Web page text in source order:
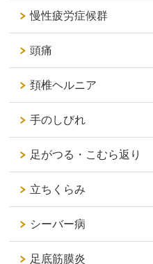
慢性疲労症候群
頭痛
頚椎ヘルニア
手のしびれ
足がつる・こむら返り
立ちくらみ
シーバー病
足底筋膜炎